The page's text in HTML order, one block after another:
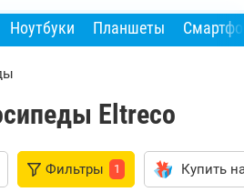
Ноутбуки Планшеты
Eltreco
Фильтры 1 Купить